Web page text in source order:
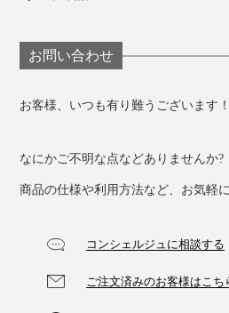
るため、通常の椅子よりも座高
いと感じます。
デスク自体の高さを変えるのが
クを使うのがおすすめです。
お問い合わせ
お客様、いつも有り難うございます！
なにかご不明な点などありませんか?
商品の仕様や利用方法など、お気軽
コンシェルジュに相談する
ご注文済みのお客様はこち